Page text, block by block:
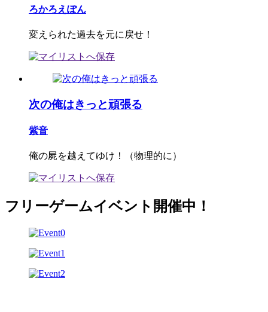
ろかろえぽん
変えられた過去を元に戻せ！
次の俺はきっと頑張る
紫音
俺の屍を越えてゆけ！（物理的に）
フリーゲームイベント開催中！